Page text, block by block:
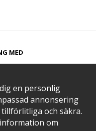
MED​
MED
en personlig
annonsering
och säkra.
om